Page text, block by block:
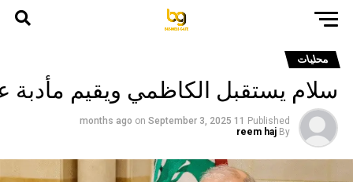
محليات
سلام يستقبل الكاظمي ويقيم
Published
11 months ago
on September 3, 2025
By
reem haj